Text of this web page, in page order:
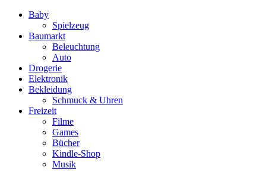
Baby
Spielzeug
Baumarkt
Beleuchtung
Auto
Drogerie
Elektronik
Bekleidung
Schmuck & Uhren
Freizeit
Filme
Games
Bücher
Kindle-Shop
Musik